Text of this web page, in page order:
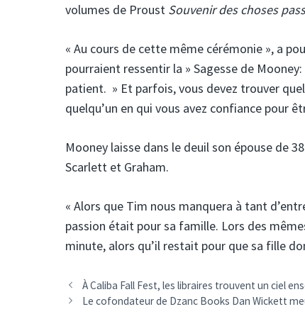
volumes de Proust Souvenir des choses
« Au cours de cette même cérémonie », a
pourraient ressentir la » Sagesse de
patient. » Et parfois, vous devez trouver
quelqu’un en qui vous avez confiance pour
Mooney laisse dans le deuil son épouse de
Scarlett et Graham.
« Alors que Tim nous manquera à tant
passion était pour sa famille. Lors des
minute, alors qu’il restait pour que sa fille
À Caliba Fall Fest, les libraires trouvent un ciel
Le cofondateur de Dzanc Books Dan Wickett